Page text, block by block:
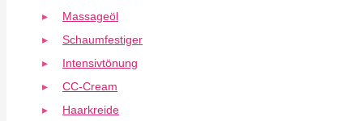
Massageöl
Schaumfestiger
Intensivtönung
CC-Cream
Haarkreide